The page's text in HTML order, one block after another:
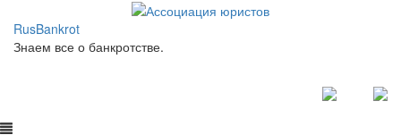
RusBankrot
Знаем все о банкротстве.